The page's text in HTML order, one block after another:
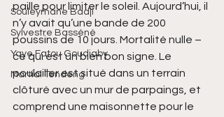
Souleymane Badji
Sylvestre Basséné
Yaye Fatou Goudiaby
Martial Tendeng
paille pour limiter le soleil. Aujourd’hui, il
n’y avait qu’une bande de 200
poussins de 10 jours. Mortalité nulle –
ce qui est un bien bon signe. Le
poulailler est situé dans un terrain
clôturé avec un mur de parpaings, et
comprend une maisonnette pour le